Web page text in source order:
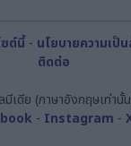
ซต์นี้ - นโยบายความเป็
ติดต่อ
มีเดีย (ภาษาอังกฤษเท่านั้
- Instagram -